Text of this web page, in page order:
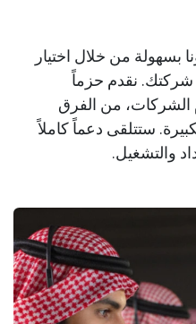
بسهولة من خلال اختيار
شركتك. نقدم حزماً
الشركات، من الفرق
ستتلقى دعماً كاملاً
والتشغيل.